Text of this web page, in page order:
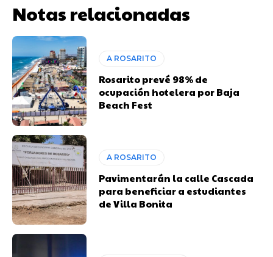
Notas relacionadas
A ROSARITO
Rosarito prevé 98% de
ocupación hotelera por Baja
Beach Fest
A ROSARITO
Pavimentarán la calle Cascada
para beneficiar a estudiantes
de Villa Bonita